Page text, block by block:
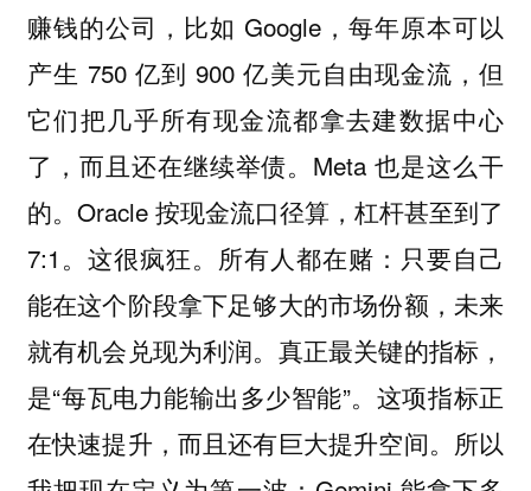
赚钱的公司，比如 Google，每年原本可以
产生 750 亿到 900 亿美元自由现金流，但
它们把几乎所有现金流都拿去建数据中心
了，而且还在继续举债。Meta 也是这么干
的。Oracle 按现金流口径算，杠杆甚至到了
7:1。这很疯狂。所有人都在赌：只要自己
能在这个阶段拿下足够大的市场份额，未来
就有机会兑现为利润。真正最关键的指标，
是“每瓦电力能输出多少智能”。这项指标正
在快速提升，而且还有巨大提升空间。所以